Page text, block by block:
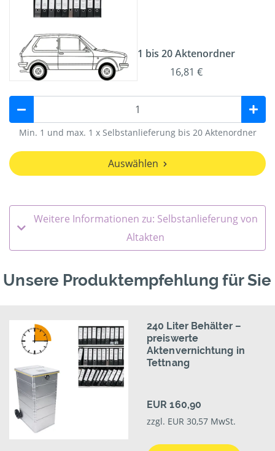
1 bis 20 Aktenordner
16,81 €
Min. 1 und max. 1 x Selbstanlieferung bis 20 Aktenordner
Auswählen
Weitere Informationen zu: Selbstanlieferung von
Altakten
Unsere Produktempfehlung für Sie
240 Liter Behälter –
preiswerte
Aktenvernichtung in
Tettnang
EUR 160,90
zzgl. EUR 30,57 MwSt.